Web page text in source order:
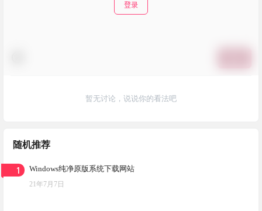
登录
暂无讨论，说说你的看法吧
随机推荐
1 Windows纯净原版系统下载网站
21年7月7日